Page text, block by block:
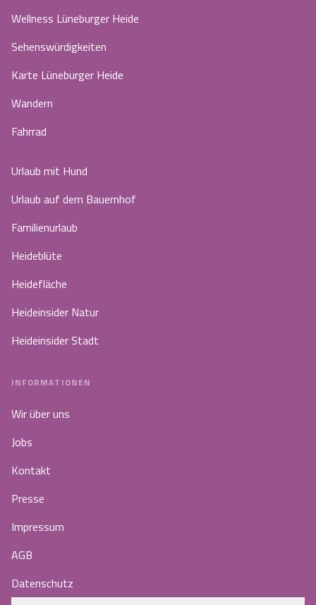
Wellness Lüneburger Heide
Sehenswürdigkeiten
Karte Lüneburger Heide
Wandern
Fahrrad
Urlaub mit Hund
Urlaub auf dem Bauernhof
Familienurlaub
Heideblüte
Heidefläche
Heideinsider Natur
Heideinsider Stadt
INFORMATIONEN
Wir über uns
Jobs
Kontakt
Presse
Impressum
AGB
Datenschutz